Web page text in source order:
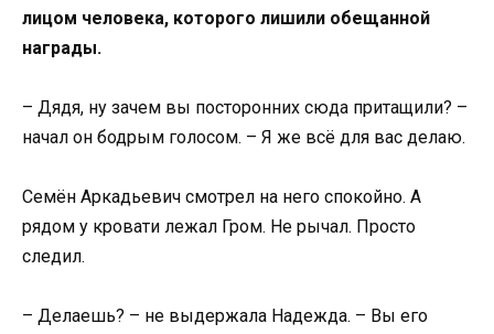
лицом человека, которого лишили обещанной
награды.
– Дядя, ну зачем вы посторонних сюда притащили? –
начал он бодрым голосом. – Я же всё для вас делаю.
Семён Аркадьевич смотрел на него спокойно. А
рядом у кровати лежал Гром. Не рычал. Просто
следил.
– Делаешь? – не выдержала Надежда. – Вы его